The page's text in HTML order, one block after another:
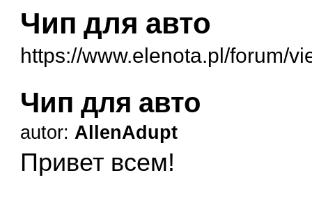
Чип для авто
https://www.elenota.pl/forum/
Чип для авто
autor: AllenAdupt
Привет всем!